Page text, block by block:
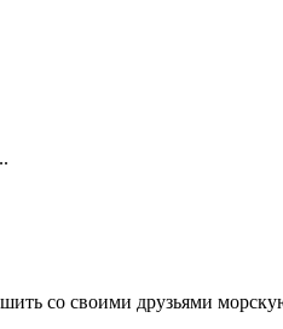
со своими друзьями